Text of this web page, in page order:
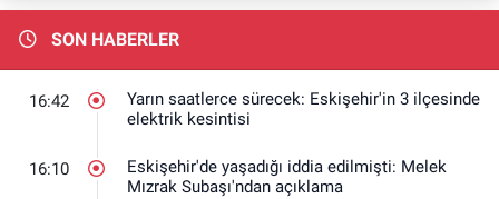
SON HABERLER
16:42
Yarın saatlerce sürecek: Eskişehir'in 3 ilçesinde
elektrik kesintisi
16:10
Eskişehir'de yaşadığı iddia edilmişti: Melek
Mızrak Subaşı'ndan açıklama